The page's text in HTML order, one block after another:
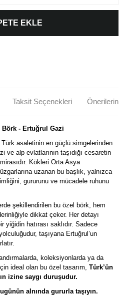
EKLE
Taksit Seçenekleri Önerileriniz
- Ertuğrul Gazi
asaletinin en güçlü simgelerinden
ve alp evlatlarının taşıdığı cesaretin
Kökleri Orta Asya
uzanan bu başlık, yalnızca
gururunu ve mücadele ruhunu
şekillendirilen bu özel börk, hem
dikkat çeker. Her detayı
hatırası saklıdır. Sadece
taşıyana Ertuğrul’un
koleksiyonlarda ya da
ideal olan bu özel tasarım, Türk’ün
izine saygı duruşudur.
alnında gururla taşıyın.